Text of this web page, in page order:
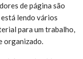
de página são
lendo vários
para um trabalho,
organizado.